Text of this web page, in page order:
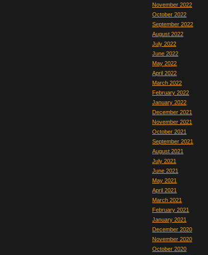
November 2022
October 2022
September 2022
August 2022
July 2022
June 2022
May 2022
April 2022
March 2022
February 2022
January 2022
December 2021
November 2021
October 2021
September 2021
August 2021
July 2021
June 2021
May 2021
April 2021
March 2021
February 2021
January 2021
December 2020
November 2020
October 2020